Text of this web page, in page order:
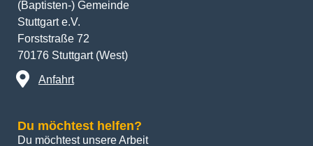
(Baptisten-) Gemeinde
Stuttgart e.V.
Forststraße 72
70176 Stuttgart (West)
Anfahrt
Du möchtest helfen?
Du möchtest unsere Arbeit